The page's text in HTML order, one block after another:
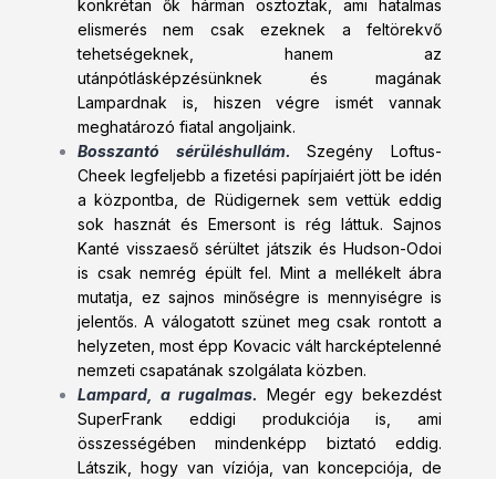
konkrétan ők hárman osztoztak, ami hatalmas
elismerés nem csak ezeknek a feltörekvő
tehetségeknek, hanem az
utánpótlásképzésünknek és magának
Lampardnak is, hiszen végre ismét vannak
meghatározó fiatal angoljaink.
Bosszantó sérüléshullám.Szegény Loftus-
Cheek legfeljebb a fizetési papírjaiért jött be idén
a központba, de Rüdigernek sem vettük eddig
sok hasznát és Emersont is rég láttuk. Sajnos
Kanté visszaeső sérültet játszik és Hudson-Odoi
is csak nemrég épült fel. Mint a mellékelt ábra
mutatja, ez sajnos minőségre is mennyiségre is
jelentős. A válogatott szünet meg csak rontott a
helyzeten, most épp Kovacic vált harcképtelenné
nemzeti csapatának szolgálata közben.
Lampard, a rugalmas. Megér egy bekezdést
SuperFrank eddigi produkciója is, ami
összességében mindenképp biztató eddig.
Látszik, hogy van víziója, van koncepciója, de